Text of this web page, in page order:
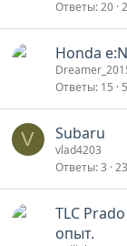
Ответы 20
Honda
Ответы 15
V Subaru
vlad4203
Ответы 3
TLC
опыт.